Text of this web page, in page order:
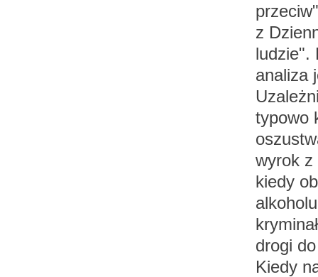
z
ludzie".
analiza
typowo
wyrok z
kiedy
drogi
Kiedy